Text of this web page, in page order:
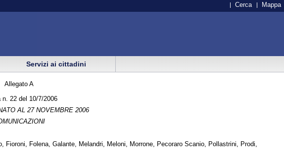
Cerca Mappa
Servizi ai cittadini
Allegato A
n. 22 del 10/7/2006
AL 27 NOVEMBRE 2006
Folena, Galante, Melandri, Meloni, Morrone, Pecoraro Scanio, Pollastrini, Prodi,